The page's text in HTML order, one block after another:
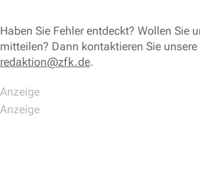
Haben Sie Fehler entdeckt? Wollen Sie
mitteilen? Dann kontaktieren Sie
redaktion@zfk.de.